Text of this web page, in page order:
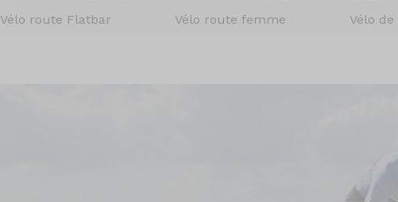
Vélo route Flatbar
Vélo route femme Vélo